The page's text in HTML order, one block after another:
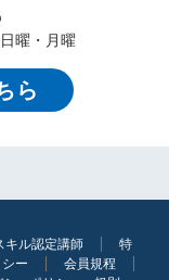
曜・月曜
ら
キル認定講師
特
ー
会員規程